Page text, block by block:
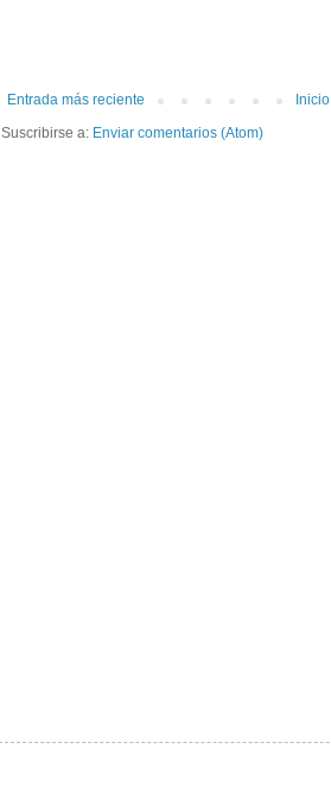
Entrada más reciente
Inicio
Suscribirse a: Enviar comentarios (Atom)